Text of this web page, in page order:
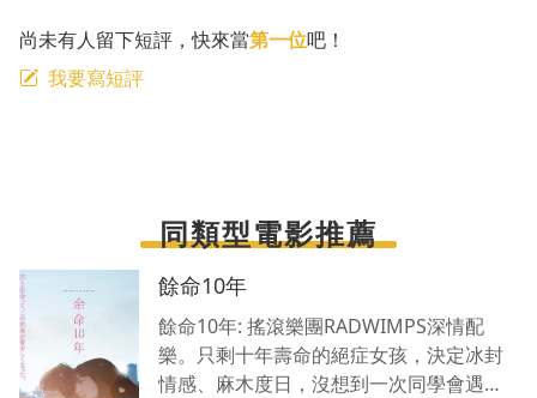
尚未有人留下短評，快來當第一位吧！
我要寫短評
同類型電影推薦
餘命10年
餘命10年: 搖滾樂團RADWIMPS深情配
樂。只剩十年壽命的絕症女孩，決定冰封
情感、麻木度日，沒想到一次同學會遇見